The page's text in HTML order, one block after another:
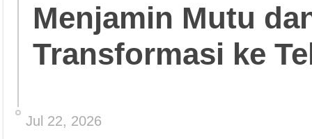
Menjamin Mutu
Transformasi ke
Jul 22, 2026